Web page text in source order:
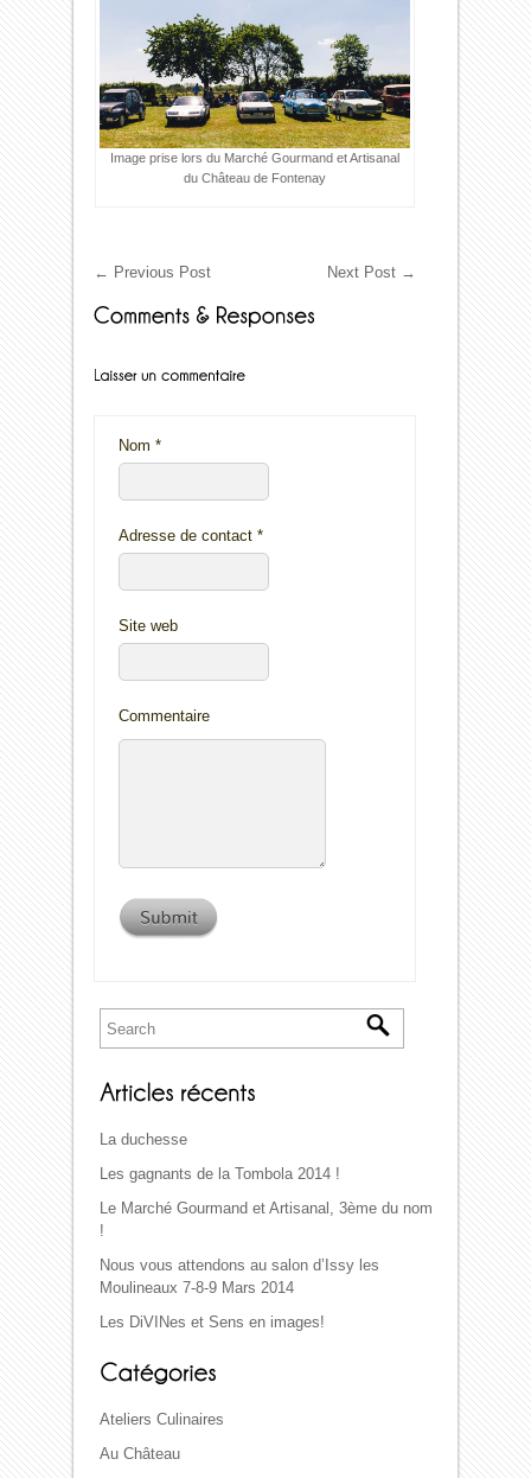
Image prise lors du Marché Gourmand et Artisanal
du Château de Fontenay
← Previous Post Next Post →
Nom *
Adresse de contact *
Site web
Commentaire
La duchesse
Les gagnants de la Tombola 2014 !
Le Marché Gourmand et Artisanal, 3ème du nom
!
Nous vous attendons au salon d’Issy les
Moulineaux 7-8-9 Mars 2014
Les DiVINes et Sens en images!
Ateliers Culinaires
Au Château